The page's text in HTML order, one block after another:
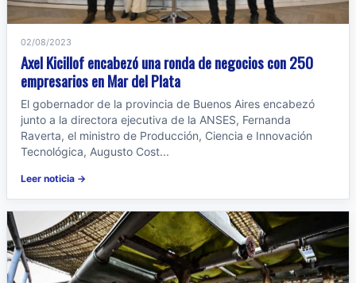
02/08/2023
Axel Kicillof encabezó una ronda de negocios con 250
empresarios en Mar del Plata
El gobernador de la provincia de Buenos Aires encabezó
junto a la directora ejecutiva de la ANSES, Fernanda
Raverta, el ministro de Producción, Ciencia e Innovación
Tecnológica, Augusto Cost...
Leer noticia →